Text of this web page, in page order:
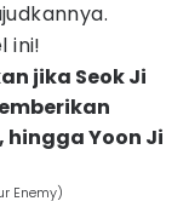
ini!
jika Seok Ji
Yoon Ji
Enemy)